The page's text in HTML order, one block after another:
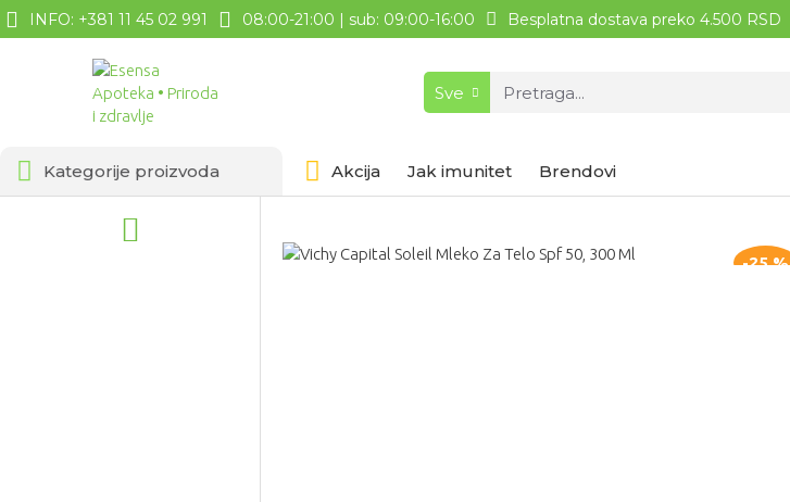
INFO: +381 11 45 02 991 08:00-21:00 | sub: 09:00-16:00 Besplatna dostava preko 4.500 RSD
Sve
Kategorije proizvoda Akcija Jak imunitet Brendovi
-25 %